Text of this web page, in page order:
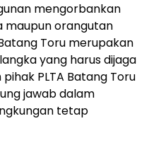
mengorbankan
maupun orangutan
Toru merupakan
yang harus dijaga
PLTA Batang Toru
jawab dalam
tetap